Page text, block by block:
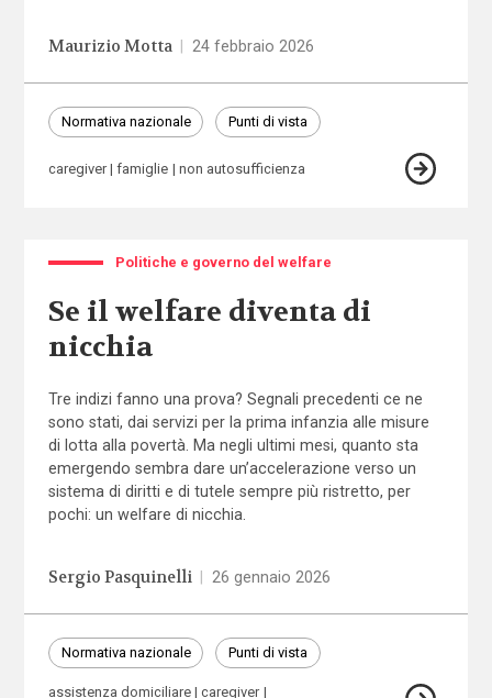
Maurizio Motta 24 febbraio 2026
Normativa nazionale Punti di vista
caregiver famiglie non autosufficienza
Politiche e governo del welfare
Se il welfare diventa di
nicchia
Tre indizi fanno una prova? Segnali precedenti ce ne
sono stati, dai servizi per la prima infanzia alle misure
di lotta alla povertà. Ma negli ultimi mesi, quanto sta
emergendo sembra dare un’accelerazione verso un
sistema di diritti e di tutele sempre più ristretto, per
pochi: un welfare di nicchia.
Sergio Pasquinelli 26 gennaio 2026
Normativa nazionale Punti di vista
assistenza domiciliare caregiver